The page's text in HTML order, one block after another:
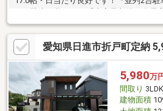
ローゼットもあるため収納スペースには
有』玄関上部に吹き抜けがあるため開
設備仕様◆『2026年3月リフォーム完工
レ、給湯器■内装：クロス全室、床材、
替、建具他◆リフォーム後引き渡し可◆
ム工事後引き渡し可能です！ご相談くださ
愛知県日進市折戸町定納
5,980万
間取り 3LDK
建物面積